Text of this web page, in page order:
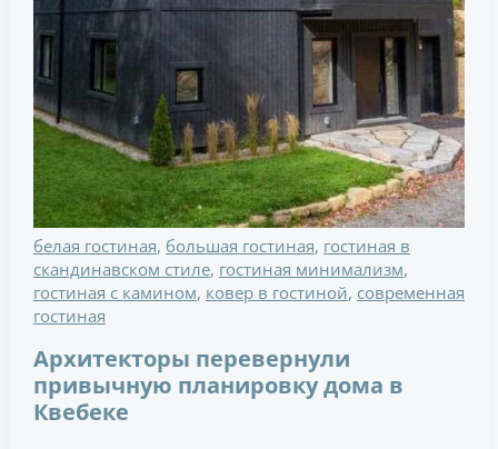
белая гостиная, большая гостиная, гостиная в
скандинавском стиле, гостиная минимализм,
гостиная с камином, ковер в гостиной, современная
гостиная
Архитекторы перевернули
привычную планировку дома в
Квебеке